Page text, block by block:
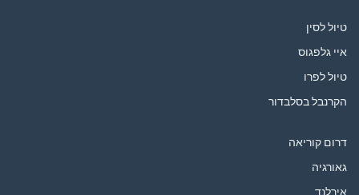
טיול לסין
איי גלפגוס
טיול לפרו
הקרנבל בסלבדור
דרום קוריאה
גאורגיה
אירלנד